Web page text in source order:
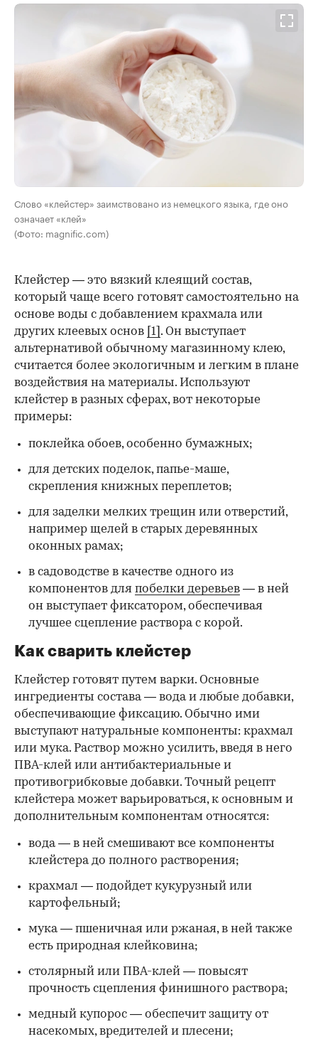
Слово «клейстер» заимствовано из немецкого языка, где оно
означает «клей»
(Фото: magnific.com)
00:00 / 00:00
Клейстер — это вязкий клеящий состав,
который чаще всего готовят самостоятельно на
основе воды с добавлением крахмала или
других клеевых основ [1] . Он выступает
альтернативой обычному магазинному клею,
считается более экологичным и легким в плане
воздействия на материалы. Используют
клейстер в разных сферах, вот некоторые
примеры:
поклейка обоев, особенно бумажных;
для детских поделок, папье-маше,
скрепления книжных переплетов;
для заделки мелких трещин или отверстий,
например щелей в старых деревянных
оконных рамах;
в садоводстве в качестве одного из
компонентов для побелки деревьев — в ней
он выступает фиксатором, обеспечивая
лучшее сцепление раствора с корой.
Как сварить клейстер
Клейстер готовят путем варки. Основные
ингредиенты состава — вода и любые добавки,
обеспечивающие фиксацию. Обычно ими
выступают натуральные компоненты: крахмал
или мука. Раствор можно усилить, введя в него
ПВА-клей или антибактериальные и
противогрибковые добавки. Точный рецепт
клейстера может варьироваться, к основным и
дополнительным компонентам относятся:
вода — в ней смешивают все компоненты
клейстера до полного растворения;
крахмал — подойдет кукурузный или
картофельный;
мука — пшеничная или ржаная, в ней также
есть природная клейковина;
столярный или ПВА-клей — повысят
прочность сцепления финишного раствора;
медный купорос — обеспечит защиту от
насекомых, вредителей и плесени;